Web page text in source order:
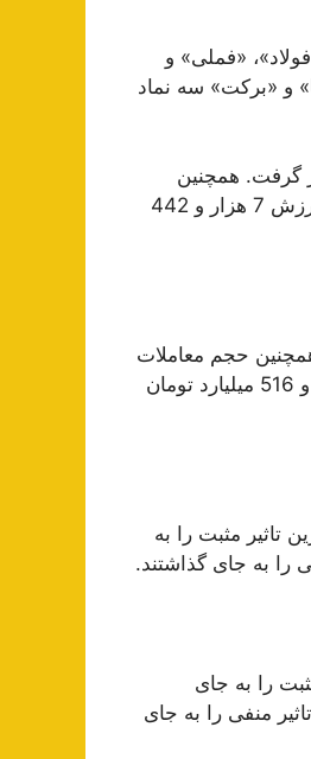
میلیارد تومان رسید. «فولاد»، «فملی» و
و «برکت» سه نماد
روی پله 422 هزار و 941 واحدی قرار گرفت. همچنین
حجم معاملات امروز سهام در بورس تهران به تعداد 5 میلیارد و 750 میلیون سهم به ارزش 7 هزار و 442
و 857 واحدی قرار گرفت. همچنین حجم معاملات
امروز در فرابورس ایران نیز به تعداد 2 میلیارد و 370 میلیون سهم به ارزش یک هزار و 516 میلیارد تومان
3281.16، 2687.64 و 2285.49 واحد بیشترین تاثیر مثبت را به
واحد بیشترین تاثیر مثبت را به جای
18.81 و 18.69 واحد، بیشترین تاثیر منفی را به جای